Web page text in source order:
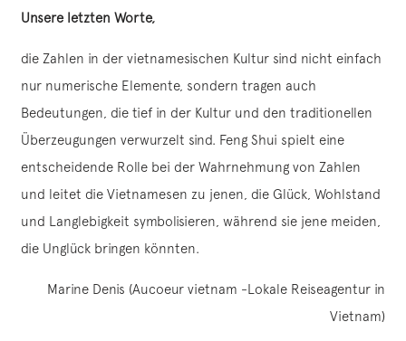
Unsere letzten Worte,
die Zahlen in der vietnamesischen Kultur sind nicht einfach
nur numerische Elemente, sondern tragen auch
Bedeutungen, die tief in der Kultur und den traditionellen
Überzeugungen verwurzelt sind. Feng Shui spielt eine
entscheidende Rolle bei der Wahrnehmung von Zahlen
und leitet die Vietnamesen zu jenen, die Glück, Wohlstand
und Langlebigkeit symbolisieren, während sie jene meiden,
die Unglück bringen könnten.
Marine Denis (Aucoeur vietnam -Lokale Reiseagentur in
Vietnam)